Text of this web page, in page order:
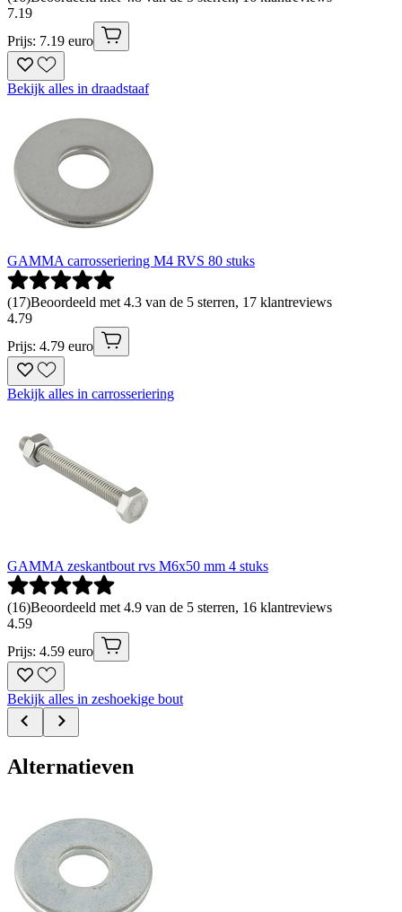
7.19
Prijs: 7.19 euro
Bekijk alles in draadstaaf
GAMMA carrosseriering M4 RVS 80 stuks
(17)Beoordeeld met 4.3 van de 5 sterren, 17 klantreviews
4.79
Prijs: 4.79 euro
Bekijk alles in carrosseriering
GAMMA zeskantbout rvs M6x50 mm 4 stuks
(16)Beoordeeld met 4.9 van de 5 sterren, 16 klantreviews
4.59
Prijs: 4.59 euro
Bekijk alles in zeshoekige bout
Alternatieven